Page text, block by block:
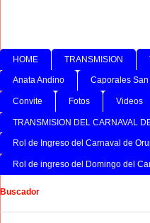
HOME TRANSMISION
Anata Andino Caporales San
Convite Fotos Videos
TRANSMISION DEL CARNAVAL
Rol de Ingreso del Carnaval de
Rol de ingreso del Domingo del
Buscador